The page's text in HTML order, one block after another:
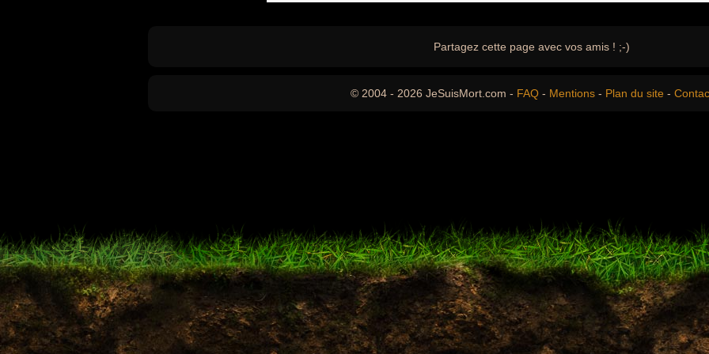
Partagez cette page avec vos amis ! ;-)
© 2004 - 2026 JeSuisMort.com - FAQ - Mentions - Plan du site -